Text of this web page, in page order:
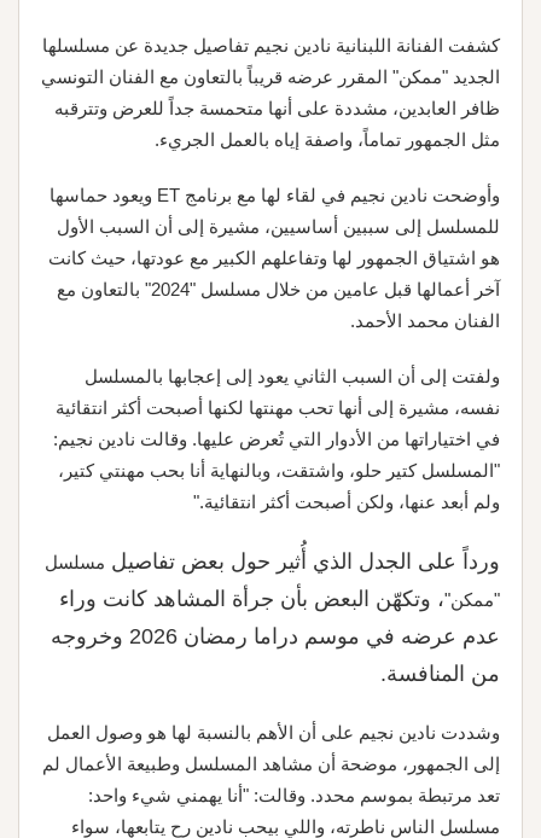
كشفت الفنانة اللبنانية نادين نجيم تفاصيل جديدة عن مسلسلها
الجديد "ممكن" المقرر عرضه قريباً بالتعاون مع الفنان التونسي
ظافر العابدين، مشددة على أنها متحمسة جداً للعرض وتترقبه
مثل الجمهور تماماً، واصفة إياه بالعمل الجريء.
وأوضحت نادين نجيم في لقاء لها مع برنامج ET ويعود حماسها
للمسلسل إلى سببين أساسيين، مشيرة إلى أن السبب الأول
هو اشتياق الجمهور لها وتفاعلهم الكبير مع عودتها، حيث كانت
آخر أعمالها قبل عامين من خلال مسلسل "2024" بالتعاون مع
الفنان محمد الأحمد.
ولفتت إلى أن السبب الثاني يعود إلى إعجابها بالمسلسل
نفسه، مشيرة إلى أنها تحب مهنتها لكنها أصبحت أكثر انتقائية
في اختياراتها من الأدوار التي تُعرض عليها. وقالت نادين نجيم:
"المسلسل كتير حلو، واشتقت، وبالنهاية أنا بحب مهنتي كتير،
ولم أبعد عنها، ولكن أصبحت أكثر انتقائية."
ورداً على الجدل الذي أُثير حول بعض تفاصيل مسلسل
"ممكن"، وتكهّن البعض بأن جرأة المشاهد كانت وراء
عدم عرضه في موسم دراما رمضان 2026 وخروجه
من المنافسة.
وشددت نادين نجيم على أن الأهم بالنسبة لها هو وصول العمل
إلى الجمهور، موضحة أن مشاهد المسلسل وطبيعة الأعمال لم
تعد مرتبطة بموسم محدد. وقالت: "أنا يهمني شيء واحد:
مسلسل الناس ناطرته، واللي بيحب نادين رح يتابعها، سواء